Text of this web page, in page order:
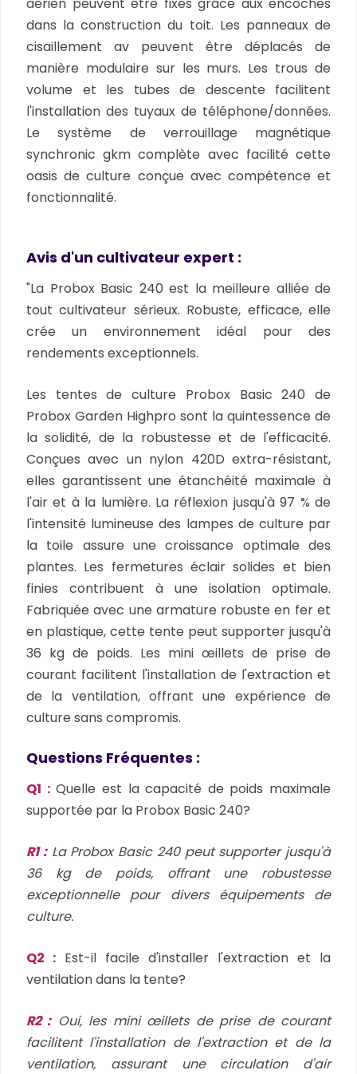
dans la construction du toit. Les panneaux de
cisaillement av peuvent être déplacés de
manière modulaire sur les murs. Les trous de
volume et les tubes de descente facilitent
l'installation des tuyaux de téléphone/données.
Le système de verrouillage magnétique
synchronic gkm complète avec facilité cette
oasis de culture conçue avec compétence et
fonctionnalité.
Avis d'un cultivateur expert :
"La Probox Basic 240 est la meilleure alliée de
tout cultivateur sérieux. Robuste, efficace, elle
crée un environnement idéal pour des
rendements exceptionnels.
Les tentes de culture Probox Basic 240 de
Probox Garden Highpro sont la quintessence de
la solidité, de la robustesse et de l'efficacité.
Conçues avec un nylon 420D extra-résistant,
elles garantissent une étanchéité maximale à
l'air et à la lumière. La réflexion jusqu'à 97 % de
l'intensité lumineuse des lampes de culture par
la toile assure une croissance optimale des
plantes. Les fermetures éclair solides et bien
finies contribuent à une isolation optimale.
Fabriquée avec une armature robuste en fer et
en plastique, cette tente peut supporter jusqu'à
36 kg de poids. Les mini œillets de prise de
courant facilitent l'installation de l'extraction et
de la ventilation, offrant une expérience de
culture sans compromis.
Questions Fréquentes :
Q1 :Quelle est la capacité de poids maximale
supportée par la Probox Basic 240?
R1 :La Probox Basic 240 peut supporter jusqu'à
36 kg de poids, offrant une robustesse
exceptionnelle pour divers équipements de
culture.
Q2 : Est-il facile d'installer l'extraction et la
ventilation dans la tente?
R2 :Oui, les mini œillets de prise de courant
facilitent l'installation de l'extraction et de la
ventilation, assurant une circulation d'air